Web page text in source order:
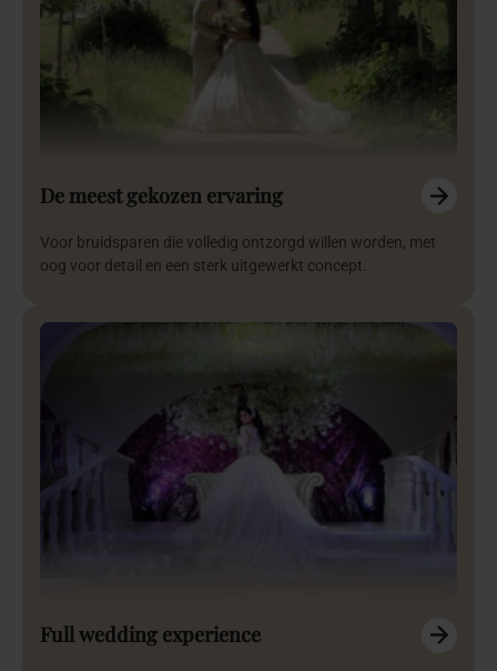
De meest gekozen ervaring
Voor bruidsparen die volledig ontzorgd willen worden, met
oog voor detail en een sterk uitgewerkt concept.
Full wedding experience